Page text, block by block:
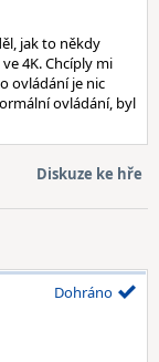
jak to někdy
4K. Chcíply mi
ovládání je nic
ovládání, byl
Diskuze ke hře
Dohráno